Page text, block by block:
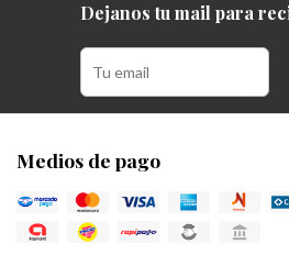
Dejanos tu mail para
Medios de pago